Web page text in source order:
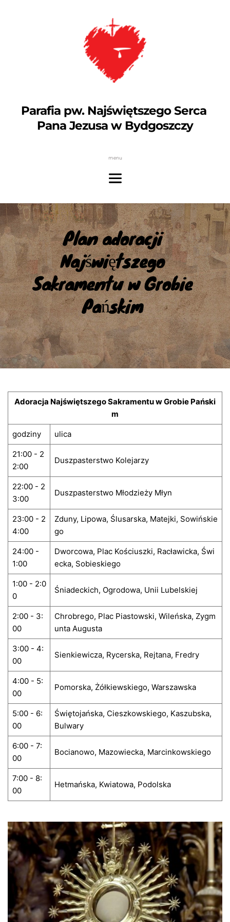
Parafia pw. Najświętszego Serca
Pana Jezusa w Bydgoszczy
menu
Plan adoracji
Najświętszego
Sakramentu w Grobie
Pańskim
Adoracja Najświętszego Sakramentu w Grobie Pański
m
godziny ulica
21:00 - 2
2:00
Duszpasterstwo Kolejarzy
22:00 - 2
3:00
Duszpasterstwo Młodzieży Młyn
23:00 - 2
4:00
Zduny, Lipowa, Ślusarska, Matejki, Sowińskie
go
24:00 -
1:00
Dworcowa, Plac Kościuszki, Racławicka, Świ
ecka, Sobieskiego
1:00 - 2:0
0
Śniadeckich, Ogrodowa, Unii Lubelskiej
2:00 - 3:
00
Chrobrego, Plac Piastowski, Wileńska, Zygm
unta Augusta
3:00 - 4:
00
Sienkiewicza, Rycerska, Rejtana, Fredry
4:00 - 5:
00
Pomorska, Żółkiewskiego, Warszawska
5:00 - 6:
00
Świętojańska, Cieszkowskiego, Kaszubska,
Bulwary
6:00 - 7:
00
Bocianowo, Mazowiecka, Marcinkowskiego
7:00 - 8:
00
Hetmańska, Kwiatowa, Podolska